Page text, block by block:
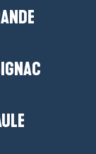
et
destination
locations
dans...